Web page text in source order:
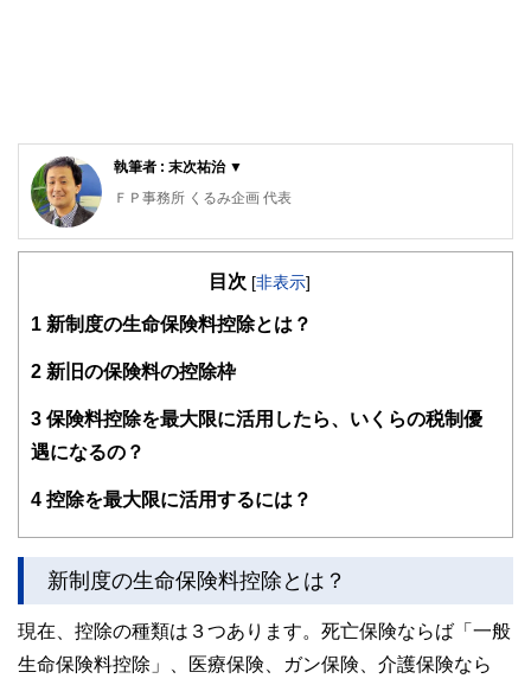
執筆者 : 末次祐治 ▼
ＦＰ事務所 くるみ企画 代表
確定拠出年金相談ねっと認定FP、2級ファイナンシャル・プ
（確定拠出年金）。
大学卒業後、旅行会社、外資系生命保険会社勤務を経て、フ
を大企業、公務員並みの2000万円以上にするというミッシ
ョンのもと、マネーセミナーや個別相談、中小企業に確定拠
出年金の導入支援を行っている。金融商品は出口が大事。
末次ゆうじYouTubeチャンネル
目次 [非表示]
1 新制度の生命保険料控除とは？
2 新旧の保険料の控除枠
3 保険料控除を最大限に活用したら、いくらの税制優
遇になるの？
4 控除を最大限に活用するには？
新制度の生命保険料控除とは？
現在、控除の種類は３つあります。死亡保険ならば「一般
生命保険料控除」、医療保険、ガン保険、介護保険なら